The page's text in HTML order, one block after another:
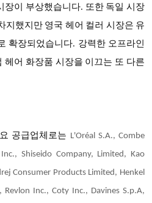
장이 부상했습니다. 또한 독일 시장
지했지만 영국 헤어 컬러 시장은 유
확장되었습니다. 강력한 오프라인
헤어 화장품 시장을 이끄는 또 다른
공급업체 로는 L'Oréal S.A., Combe
., Shiseido Company, Limited, Kao
Consumer Products Limited, Henkel
Revlon Inc., Coty Inc., Davines S.p.A,